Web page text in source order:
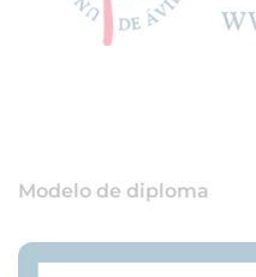
Modelo de diploma